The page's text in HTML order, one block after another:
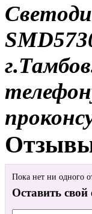
Отзывы
Пока нет ни одного
Оставить свой